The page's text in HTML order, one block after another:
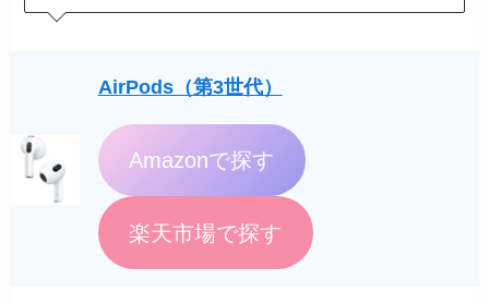
AirPods（第3世代）
Amazonで探す
楽天市場で探す